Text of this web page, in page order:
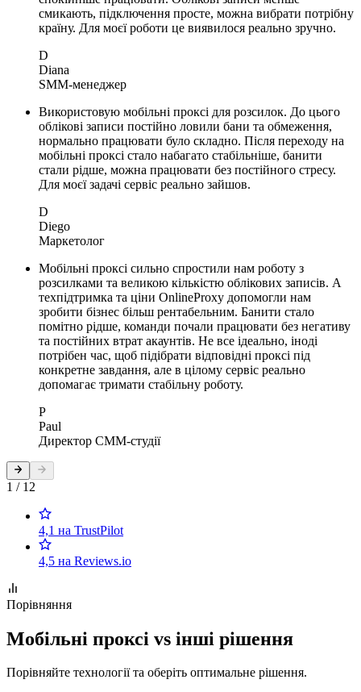
смикають, підключення просте, можна вибрати потрібну
країну. Для моєї роботи це виявилося реально зручно.
D
Diana
SMM-менеджер
Використовую мобільні проксі для розсилок. До цього
облікові записи постійно ловили бани та обмеження,
нормально працювати було складно. Після переходу на
мобільні проксі стало набагато стабільніше, банити
стали рідше, можна працювати без постійного стресу.
Для моєї задачі сервіс реально зайшов.
D
Diego
Маркетолог
Мобільні проксі сильно спростили нам роботу з
розсилками та великою кількістю облікових записів. А
техпідтримка та ціни OnlineProxy допомогли нам
зробити бізнес більш рентабельним. Банити стало
помітно рідше, команди почали працювати без негативу
та постійних втрат акаунтів. Не все ідеально, іноді
потрібен час, щоб підібрати відповідні проксі під
конкретне завдання, але в цілому сервіс реально
допомагає тримати стабільну роботу.
P
Paul
Директор СММ-студії
1 / 12
4,1 на TrustPilot
4,5 на Reviews.io
Порівняння
Мобільні проксі vs інші рішення
Порівняйте технології та оберіть оптимальне рішення.